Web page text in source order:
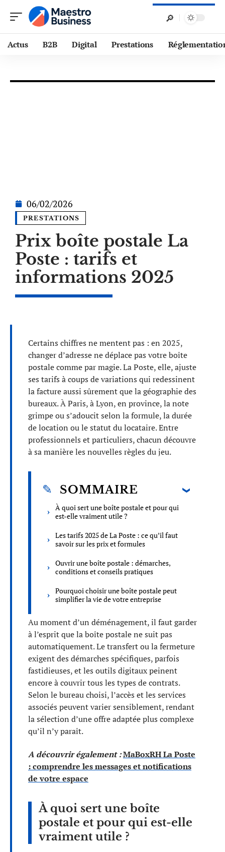
Actus B2B Digital Prestations
06/02/2026
PRESTATIONS
Prix boîte postale La
Poste : tarifs et
informations 2025
Certains chiffres ne mentent pas : en 2025,
changer d’adresse ne déplace pas votre boîte
postale comme par magie. La Poste, elle, ajuste
ses tarifs à coups de variations qui redessinent
la facture aussi sûrement que la géographie des
bureaux. À Paris, à Lyon, en province, la note
grimpe ou s’adoucit selon la formule, la durée
de location ou le statut du locataire. Entre
professionnels et particuliers, chacun découvre
à sa manière les nouvelles règles du jeu.
SOMMAIRE
À quoi sert une boîte postale et pour qui
est-elle vraiment utile ?
Les tarifs 2025 de La Poste : ce qu’il faut
savoir sur les prix et formules
Ouvrir une boîte postale : démarches,
conditions et conseils pratiques
Pourquoi choisir une boîte postale peut
simplifier la vie de votre entreprise
Au moment d’un déménagement, il faut garder
à l’esprit que la boîte postale ne suit pas
automatiquement. Le transfert ou la fermeture
exigent des démarches spécifiques, parfois
fastidieuses, et les outils digitaux peinent
encore à couvrir tous les types de contrats.
Selon le bureau choisi, l’accès et les services
associés peuvent varier sensiblement, rendant
la sélection d’une offre adaptée plus complexe
qu’il n’y paraît.
A découvrir également :MaBoxRH La Poste
: comprendre les messages et notifications
de votre espace
À quoi sert une boîte
postale et pour qui est-elle
vraiment utile ?